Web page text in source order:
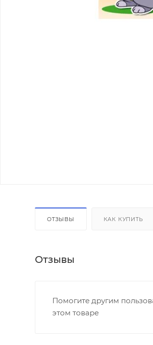
ОТЗЫВЫ КАК КУПИТЬ
Отзывы
Помогите другим
этом товаре